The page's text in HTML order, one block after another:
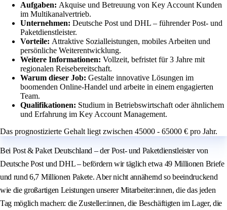
Aufgaben: Akquise und Betreuung von Key Account Kunden
im Multikanalvertrieb.
Unternehmen: Deutsche Post und DHL – führender Post- und
Paketdienstleister.
Vorteile: Attraktive Sozialleistungen, mobiles Arbeiten und
persönliche Weiterentwicklung.
Weitere Informationen: Vollzeit, befristet für 3 Jahre mit
regionalen Reisebereitschaft.
Warum dieser Job: Gestalte innovative Lösungen im
boomenden Online-Handel und arbeite in einem engagierten
Team.
Qualifikationen: Studium in Betriebswirtschaft oder ähnlichem
und Erfahrung im Key Account Management.
Das prognostizierte Gehalt liegt zwischen 45000 - 65000 € pro Jahr.
Bei Post & Paket Deutschland – der Post- und Paketdienstleister von
Deutsche Post und DHL – befördern wir täglich etwa 49 Millionen Briefe
und rund 6,7 Millionen Pakete. Aber nicht annähernd so beeindruckend
wie die großartigen Leistungen unserer Mitarbeiter:innen, die das jeden
Tag möglich machen: die Zusteller:innen, die Beschäftigten im Lager, die